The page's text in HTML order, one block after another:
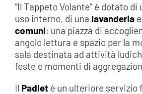
“Il Tappeto Volante” è dotato di
uso interno, di una lavanderiae
comuni: una piazza di
angolo lettura e spazio per la
sala destinata ad attività
feste e momenti di
Il Padletè un ulteriore servizio